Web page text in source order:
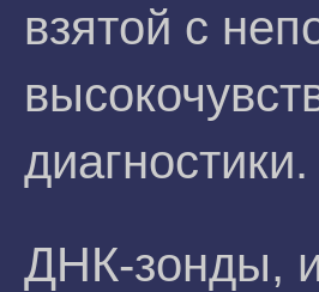
взятой с
диагностики.
ДНК-зонды,